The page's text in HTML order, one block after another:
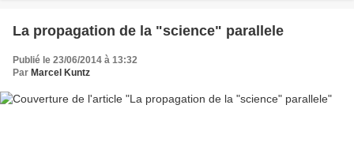
La propagation de la "science" parallele
Publié le 23/06/2014 à 13:32
Par Marcel Kuntz